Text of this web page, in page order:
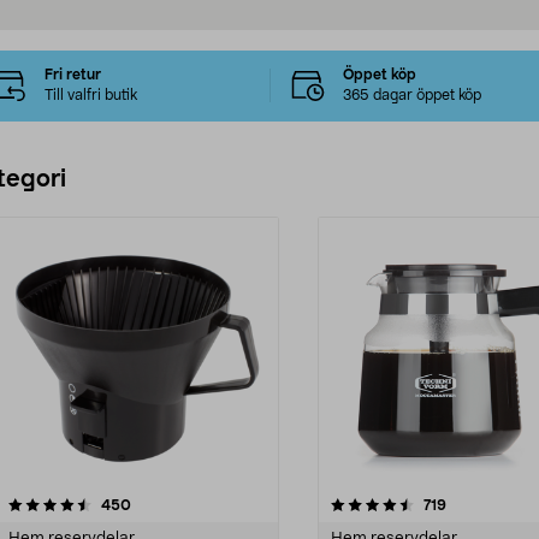
Fri retur
Till valfri butik
Öppet köp
365 dagar öppet köp
450recensioner
4.5 av 5 stjärnor 719recensioner
4.5 av 5 stjärnor